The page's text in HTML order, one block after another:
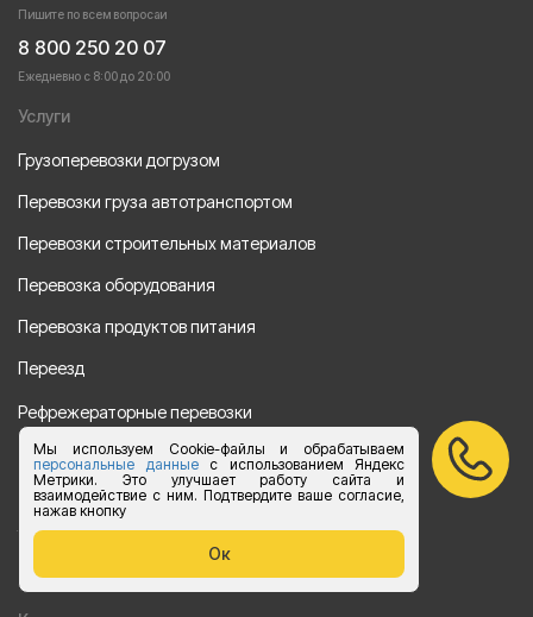
Мы используем Cookie-файлы и обрабатываем
персональные данныес использованием Яндекс
Метрики. Это улучшает работу сайта и
взаимодействие с ним. Подтвердите ваше согласие,
нажав кнопку
Ок
Пишите по всем вопросаи
8 800 250 20 07
Ежедневно с 8:00 до 20:00
Услуги
Грузоперевозки догрузом
Перевозки груза автотранспортом
Перевозки строительных материалов
Перевозка оборудования
Перевозка продуктов питания
Переезд
Рефрежераторные перевозки
Перевозки автотехники
Перевозка алкогольной продукции
Упаковка груза
Наши направления